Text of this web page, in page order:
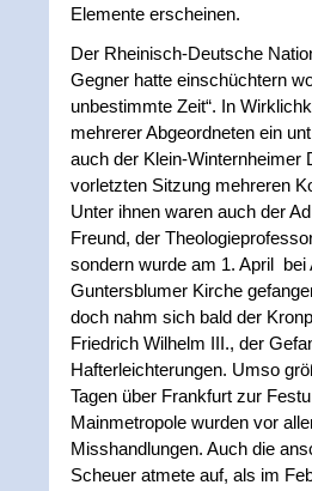
Elemente erscheinen.
Der Rheinisch-Deutsche
Gegner hatte einschüchtern
unbestimmte Zeit“. In
mehrerer Abgeordneten ein
auch der Klein-Winternheimer
vorletzten Sitzung mehreren
Unter ihnen waren auch der
Freund, der
sondern wurde am 1. April
Guntersblumer Kirche
doch nahm sich bald der
Friedrich Wilhelm III., der
Hafterleichterungen. Umso
Tagen über Frankfurt zur
Mainmetropole wurden vor
Misshandlungen. Auch die
Scheuer atmete auf, als im